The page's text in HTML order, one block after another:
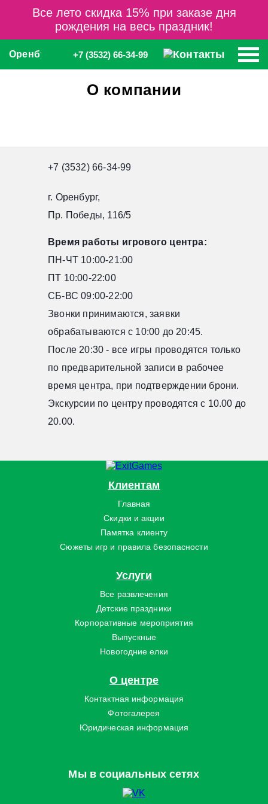
Все лето скидка 15% при заказе дня
рождения на весь праздник!
Оренбург +7 (3532) 66-34-99
О компании
+7 (3532) 66-34-99
г. Оренбург,
Пр. Победы, 116/5
Время работы игрового центра:
ПН-ЧТ 10:00-21:00
ПТ 10:00-22:00
СБ-ВС 09:00-22:00
Звонки принимаются, заявки
обрабатываются с 10:00 до 20:45.
После 20:30 - все игры проводятся только
по предварительной записи в рабочее
время центра, при подтверждении брони.
Экскурсии по центру проводятся с 10.00 до
20.00.
Клиентам
Главная
Скидки и акции
Памятка клиенту
Сюжеты игр и правила безопасности
Услуги
Все развлечения
Детские праздники
Корпоративные мероприятия
Выпускные
Новогодние елки
О центре
Контактная информация
Фотогалерея
Юридическая информация
Мы в социальных сетях